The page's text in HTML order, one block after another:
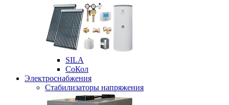
SILA
СоКол
Электроснабжения
Стабилизаторы напряжения